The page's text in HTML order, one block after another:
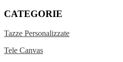
CATEGORIE
Tazze Personalizzate
Tele Canvas